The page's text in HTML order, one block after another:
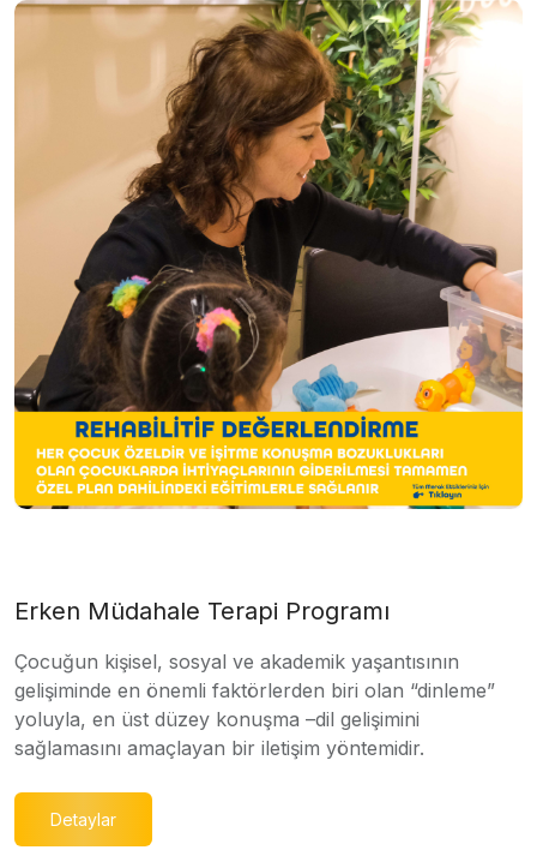
Erken Müdahale Terapi Programı
Çocuğun kişisel, sosyal ve akademik yaşantısının
gelişiminde en önemli faktörlerden biri olan “dinleme”
yoluyla, en üst düzey konuşma –dil gelişimini
sağlamasını amaçlayan bir iletişim yöntemidir.
Detaylar